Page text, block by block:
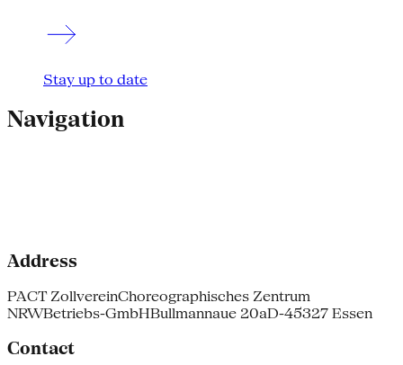
Stay up to date
Navigation
Address
PACT ZollvereinChoreographisches Zentrum
NRWBetriebs-GmbHBullmannaue 20aD-45327 Essen
Contact